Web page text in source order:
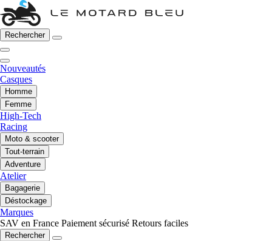
Rechercher
Nouveautés
Casques
Homme
Femme
High-Tech
Racing
Moto & scooter
Tout-terrain
Adventure
Atelier
Bagagerie
Déstockage
Marques
SAV en France Paiement sécurisé Retours faciles
Rechercher